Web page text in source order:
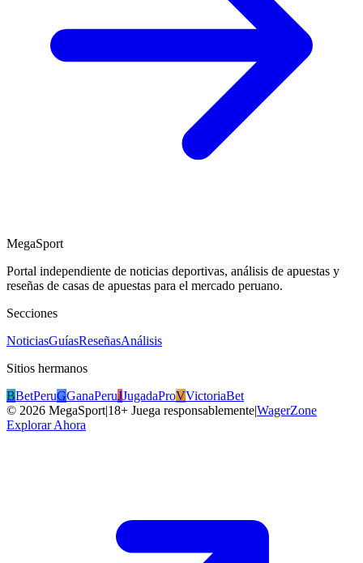
MegaSport
Portal independiente de noticias deportivas, análisis de apuestas y
reseñas de casas de apuestas para el mercado peruano.
Secciones
NoticiasGuíasReseñasAnálisis
Sitios hermanos
BBetPeruGGanaPeruJJugadaProVVictoriaBet
© 2026 MegaSport|18+ Juega responsablemente|WagerZone
Explorar Ahora